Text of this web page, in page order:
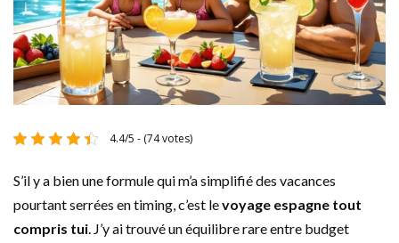
4.4/5 - (74 votes)
S’il y a bien une formule qui m’a simplifié des vacances
pourtant serrées en timing, c’est levoyage espagne tout
compris tui. J’y ai trouvé un équilibre rare entre budget